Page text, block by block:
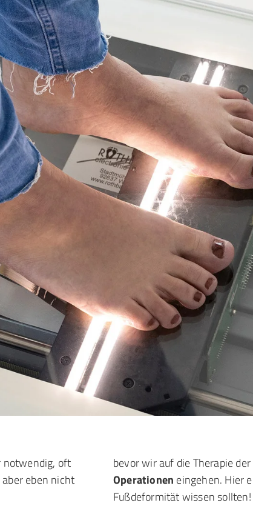
notwendig, oft
eben nicht
bevor wir auf die Therapie
Operationen eingehen. Hier
Fußdeformität wissen sollten!